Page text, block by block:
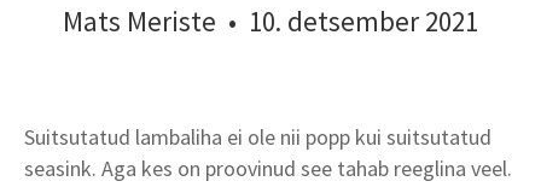
Mats Meriste • 10. detsember 2021
Suitsutatud lambaliha ei ole nii popp kui suitsutatud
seasink. Aga kes on proovinud see tahab reeglina veel.